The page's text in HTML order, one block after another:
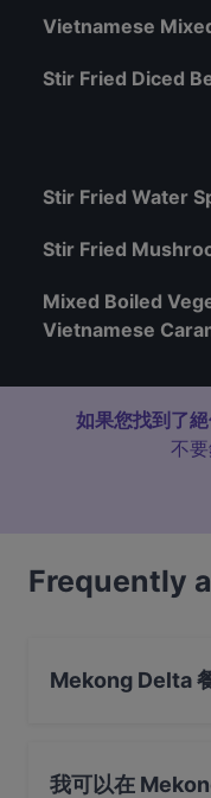
Vietnamese
Stir Fried Diced
Stir Fried Water
Stir Fried
Mixed Boiled
Vietnamese
如果您找到了
不要
Frequently
Mekong Delta
我可以在